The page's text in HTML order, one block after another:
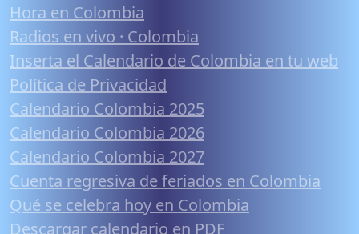
Hora en Colombia
Radios en vivo · Colombia
Inserta el Calendario de Colombia en tu web
Política de Privacidad
Calendario Colombia 2025
Calendario Colombia 2026
Calendario Colombia 2027
Cuenta regresiva de feriados en Colombia
Qué se celebra hoy en Colombia
Descargar calendario en PDF